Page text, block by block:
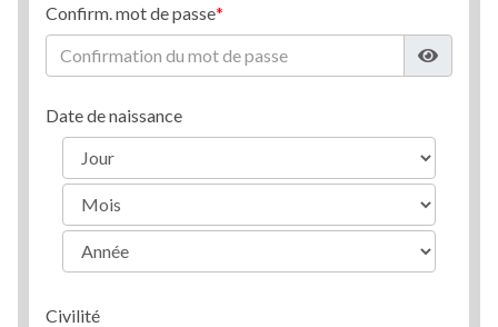
Confirm. mot de passe
Date de naissance
Civilité